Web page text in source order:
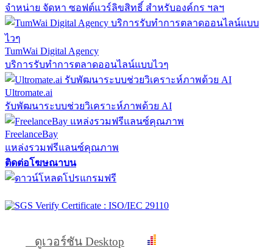
จำหน่าย จัดหา ซอฟต์แวร์ลิขสิทธิ์ สำหรับองค์กร ฯลฯ
TumWai Digital Agency
บริการรับทำการตลาดออนไลน์แบบไวๆ
Ultromate.ai
รับพัฒนาระบบช่วยวิเคราะห์ภาพด้วย AI
FreelanceBay
แหล่งรวมฟรีแลนซ์คุณภาพ
ติดต่อโฆษณาบน
ดูเวอร์ชัน Desktop